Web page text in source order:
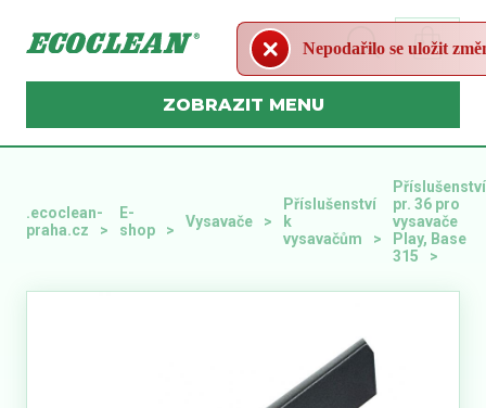
MENU
.ecoclean-
praha.cz
E-
shop
Vysavače
Příslušenství
k
vysavačům
Příslušenství
pr. 36 pro
vysavače
Play, Base
315
Nepodařilo se uložit